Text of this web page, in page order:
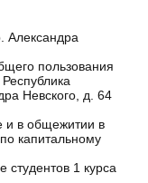
Александра
пользования
Невского, д. 64
и в общежитии в
капитальному
студентов 1 курса